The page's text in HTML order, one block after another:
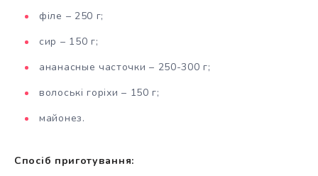
філе – 250 г;
сир – 150 г;
ананасные часточки – 250-300 г;
волоські горіхи – 150 г;
майонез.
Спосіб приготування: